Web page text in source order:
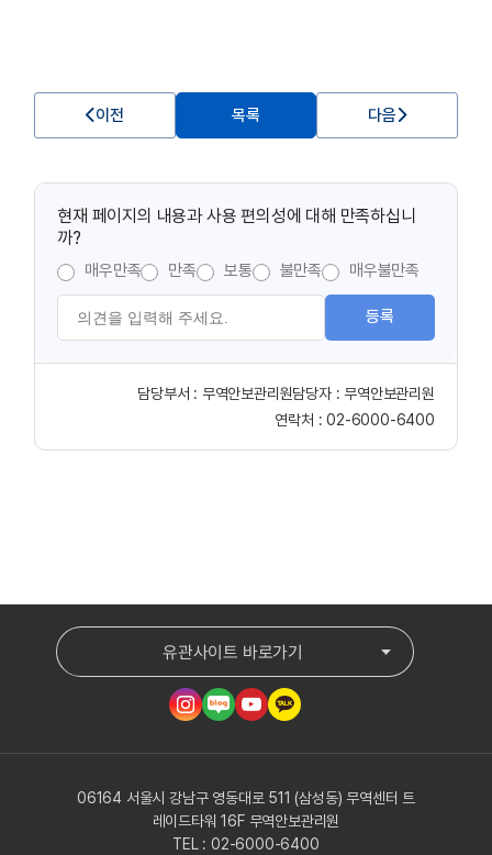
이전 목록 다음
현재 페이지의 내용과 사용 편의성에 대해 만족하십니
까?
매우만족 만족 보통 불만족 매우불만족
등록
담당부서 : 무역안보관리원담당자 : 무역안보관리원
연락처 :02-6000-6400
유관사이트 바로가기
06164 서울시 강남구 영동대로 511 (삼성동) 무역센터 트
레이드타워 16F 무역안보관리원
TEL : 02-6000-6400